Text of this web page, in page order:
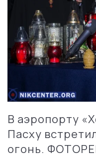
В аэропорту
Пасху
огонь.